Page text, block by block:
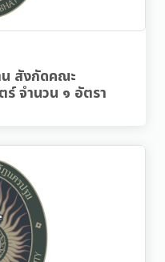
สังกัดคณะ
จำนวน ๑ อัตรา